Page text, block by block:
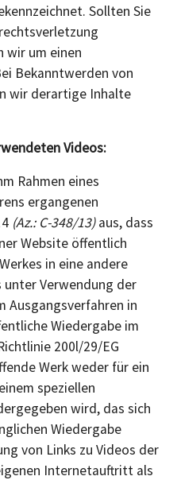
Sollten Sie
wir um einen
Bekanntwerden von
wir derartige Inhalte
Videos:
Rahmen eines
ergangenen
(Az.: C-348/13)aus, dass
Website öffentlich
in eine andere
Verwendung der
Ausgangsverfahren in
Wiedergabe im
200l/29/EG
Werk weder für ein
speziellen
wird, das sich
Wiedergabe
von Links zu Videos der
Internetauftritt als